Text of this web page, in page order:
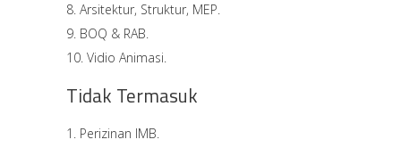
Arsitektur, Struktur, MEP.
BOQ & RAB.
Vidio Animasi.
Tidak Termasuk
Perizinan IMB.